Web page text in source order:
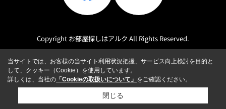
Copyright お部屋探しはアルク All Rights Reserved.
当サイトでは、お客様の当サイト利用状況把握、サービス向上検討を目的と
して、クッキー（Cookie）を使用しています。
詳しくは、当社の 「Cookieの取扱いについて」 をご確認ください。
閉じる